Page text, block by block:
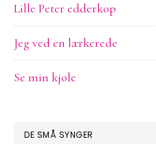
Lille Peter edderkop
Jeg ved en lærkerede
Se min kjole
DE SMÅ SYNGER